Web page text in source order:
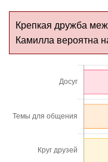
Крепкая дружба
Камилла вероятна